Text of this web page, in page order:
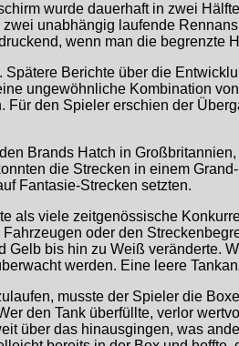
wurde dauerhaft in zwei
unabhängig laufende
wenn man die begrenzte
Berichte über die
ungewöhnliche Kombination
den Spieler erschien der
Brands Hatch in
die Strecken in einem
Fantasie-Strecken setzten.
als viele zeitgenössische
oder den
bis hin zu Weiß veränderte.
werden. Eine leere
musste der Spieler die
den Tank überfüllte, verlor
über das hinausgingen, was